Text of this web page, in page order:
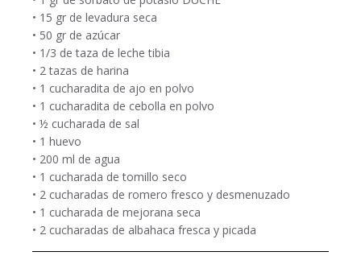
• 15 gr de levadura seca
• 50 gr de azúcar
• 1/3 de taza de leche tibia
• 2 tazas de harina
• 1 cucharadita de ajo en polvo
• 1 cucharadita de cebolla en polvo
• ½ cucharada de sal
• 1 huevo
• 200 ml de agua
• 1 cucharada de tomillo seco
• 2 cucharadas de romero fresco y desmenuzado
• 1 cucharada de mejorana seca
• 2 cucharadas de albahaca fresca y picada